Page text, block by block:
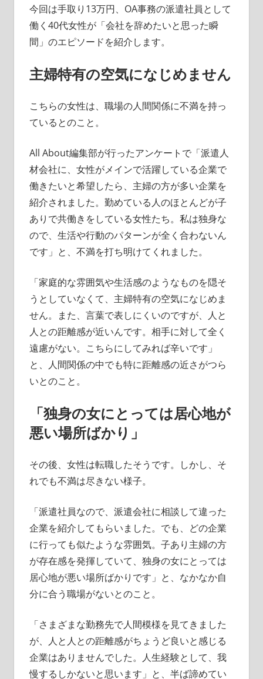
今回は手取り13万円、OA事務の派遣社員として
働く40代女性が「会社を辞めたいと思った瞬
間」のエピソードを紹介します。
主婦特有の空気になじめません
こちらの女性は、職場の人間関係に不満を持っ
ているとのこと。
All About編集部が行ったアンケートで「派遣人
材会社に、女性がメインで活躍している企業で
働きたいと希望したら、主婦の方が多い企業を
紹介されました。勤めている人のほとんどが子
ありで共働きをしている女性たち。私は独身な
ので、生活や行動のパターンが全く合わないん
です」と、不満を打ち明けてくれました。
「家庭的な雰囲気や生活感のようなものを隠そ
うとしていなくて、主婦特有の空気になじめま
せん。また、言葉で表しにくいのですが、人と
人との距離感が近いんです。相手に対して全く
遠慮がない。こちらにしてみれば辛いです」
と、人間関係の中でも特に距離感の近さがつら
いとのこと。
「独身の女にとっては居心地が
悪い場所ばかり」
その後、女性は転職したそうです。しかし、そ
れでも不満は尽きない様子。
「派遣社員なので、派遣会社に相談して違った
企業を紹介してもらいました。でも、どの企業
に行っても似たような雰囲気。子あり主婦の方
が存在感を発揮していて、独身の女にとっては
居心地が悪い場所ばかりです」と、なかなか自
分に合う職場がないとのこと。
「さまざまな勤務先で人間模様を見てきました
が、人と人との距離感がちょうど良いと感じる
企業はありませんでした。人生経験として、我
慢するしかないと思います」と、半ば諦めてい